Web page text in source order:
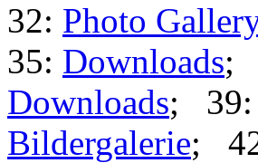
32: Photo
35: Downloads;
Downloads; 39:
Bildergalerie;